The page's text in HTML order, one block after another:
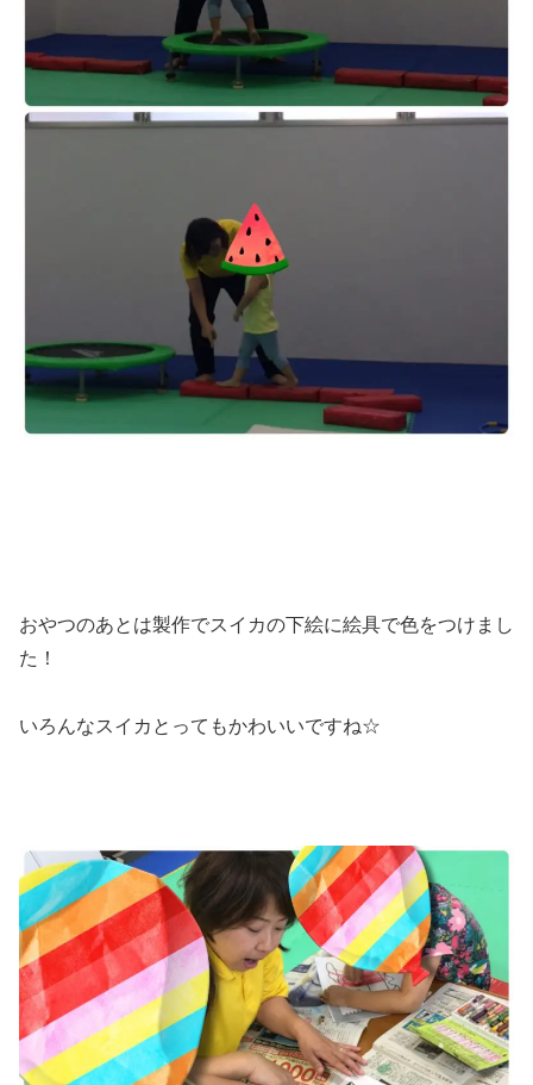
おやつのあとは製作でスイカの下絵に絵具で色をつけまし
た！
いろんなスイカとってもかわいいですね☆